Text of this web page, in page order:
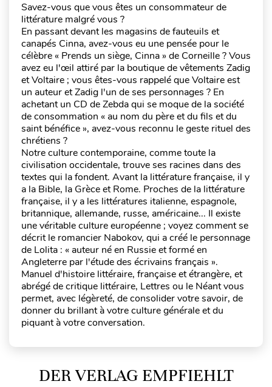
Savez-vous que vous êtes un consommateur de
littérature malgré vous ?
En passant devant les magasins de fauteuils et
canapés Cinna, avez-vous eu une pensée pour le
célèbre « Prends un siège, Cinna » de Corneille ? Vous
avez eu l'œil attiré par la boutique de vêtements Zadig
et Voltaire ; vous êtes-vous rappelé que Voltaire est
un auteur et Zadig l'un de ses personnages ? En
achetant un CD de Zebda qui se moque de la société
de consommation « au nom du père et du fils et du
saint bénéfice », avez-vous reconnu le geste rituel des
chrétiens ?
Notre culture contemporaine, comme toute la
civilisation occidentale, trouve ses racines dans des
textes qui la fondent. Avant la littérature française, il y
a la Bible, la Grèce et Rome. Proches de la littérature
française, il y a les littératures italienne, espagnole,
britannique, allemande, russe, américaine... Il existe
une véritable culture européenne ; voyez comment se
décrit le romancier Nabokov, qui a créé le personnage
de Lolita : « auteur né en Russie et formé en
Angleterre par l'étude des écrivains français ».
Manuel d'histoire littéraire, française et étrangère, et
abrégé de critique littéraire, Lettres ou le Néant vous
permet, avec légèreté, de consolider votre savoir, de
donner du brillant à votre culture générale et du
piquant à votre conversation.
DER VERLAG EMPFIEHLT